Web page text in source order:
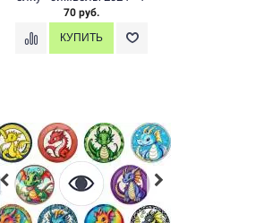
70 руб.